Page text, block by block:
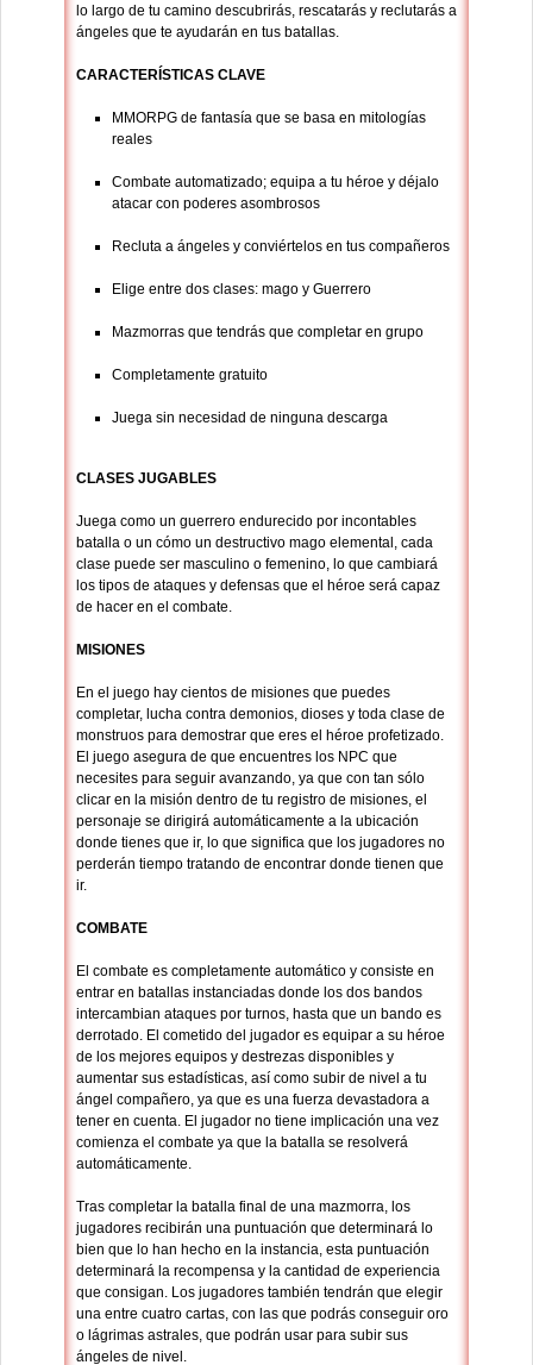
lo largo de tu camino descubrirás, rescatarás y reclutarás a
ángeles que te ayudarán en tus batallas.
CARACTERÍSTICAS CLAVE
MMORPG de fantasía que se basa en mitologías
reales
Combate automatizado; equipa a tu héroe y déjalo
atacar con poderes asombrosos
Recluta a ángeles y conviértelos en tus compañeros
Elige entre dos clases: mago y Guerrero
Mazmorras que tendrás que completar en grupo
Completamente gratuito
Juega sin necesidad de ninguna descarga
CLASES JUGABLES
Juega como un guerrero endurecido por incontables
batalla o un cómo un destructivo mago elemental, cada
clase puede ser masculino o femenino, lo que cambiará
los tipos de ataques y defensas que el héroe será capaz
de hacer en el combate.
MISIONES
En el juego hay cientos de misiones que puedes
completar, lucha contra demonios, dioses y toda clase de
monstruos para demostrar que eres el héroe profetizado.
El juego asegura de que encuentres los NPC que
necesites para seguir avanzando, ya que con tan sólo
clicar en la misión dentro de tu registro de misiones, el
personaje se dirigirá automáticamente a la ubicación
donde tienes que ir, lo que significa que los jugadores no
perderán tiempo tratando de encontrar donde tienen que
ir.
COMBATE
El combate es completamente automático y consiste en
entrar en batallas instanciadas donde los dos bandos
intercambian ataques por turnos, hasta que un bando es
derrotado. El cometido del jugador es equipar a su héroe
de los mejores equipos y destrezas disponibles y
aumentar sus estadísticas, así como subir de nivel a tu
ángel compañero, ya que es una fuerza devastadora a
tener en cuenta. El jugador no tiene implicación una vez
comienza el combate ya que la batalla se resolverá
automáticamente.
Tras completar la batalla final de una mazmorra, los
jugadores recibirán una puntuación que determinará lo
bien que lo han hecho en la instancia, esta puntuación
determinará la recompensa y la cantidad de experiencia
que consigan. Los jugadores también tendrán que elegir
una entre cuatro cartas, con las que podrás conseguir oro
o lágrimas astrales, que podrán usar para subir sus
ángeles de nivel.